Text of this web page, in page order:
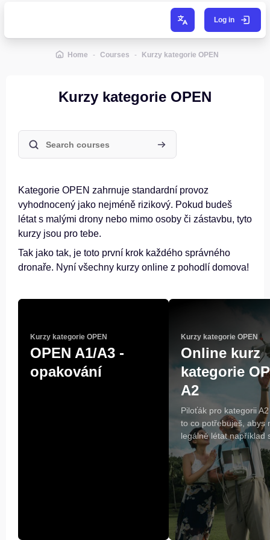
Log in
Home Courses Kurzy kategorie OPEN
Kurzy kategorie OPEN
Search courses Search courses
Kategorie OPEN zahrnuje standardní provoz
vyhodnocený jako nejméně rizikový. Pokud budeš
létat s malými drony nebo mimo osoby či zástavbu, tyto
kurzy jsou pro tebe.
Tak jako tak, je toto první krok každého správného
dronaře. Nyní všechny kurzy online z pohodlí domova!
Kurzy kategorie OPEN
OPEN A1/A3 -
opakování
Kurzy kategorie OPEN
Online kurz
kategorie
A2
Piloťák pro kategorii
to co potřebuješ, abys
legálně létat například